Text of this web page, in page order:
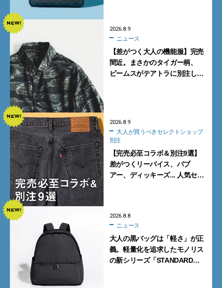
2026.8.9
ニュース
【差がつく大人の機能服】完売
間近。まさかのタイガー柄、
ビームスがテアトラに別注した
2026.8.9
別注
【完売必至コラボ＆別注9選】
差がつくリーバイス、バブ
アー、ディッキーズ... 人気セレ
2026.8.8
ニュース
大人の黒バッグは「軽さ」が正
義。軽量化を追求したモノリス
の新シリーズ「STANDARD